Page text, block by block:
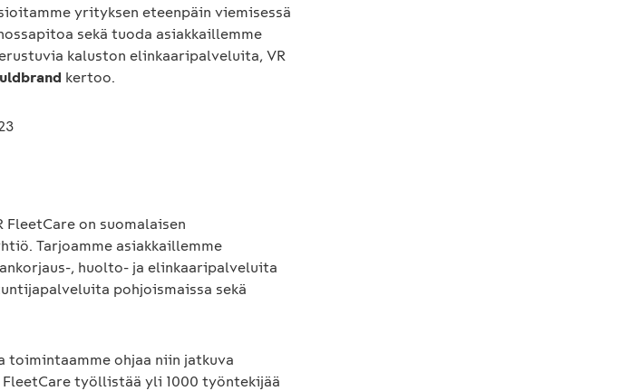
yrityksen eteenpäin viemisessä
sekä tuoda asiakkaillemme
kaluston elinkaaripalveluita, VR
kertoo.
on suomalaisen
Tarjoamme asiakkaillemme
, huolto- ja elinkaaripalveluita
pohjoismaissa sekä
toimintaamme ohjaa niin jatkuva
työllistää yli 1000 työntekijää